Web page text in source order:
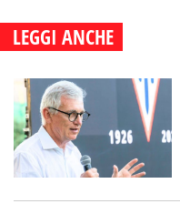
LEGGI ANCHE